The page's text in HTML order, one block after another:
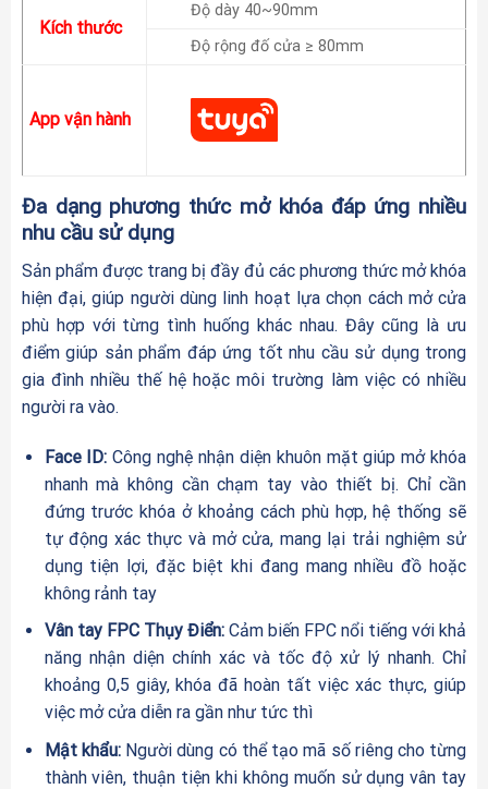
Kích thước
Độ dày 40~90mm
Độ rộng đố cửa ≥ 80mm
App vận hành
Đa dạng phương thức mở khóa đáp ứng nhiều
nhu cầu sử dụng
Sản phẩm được trang bị đầy đủ các phương thức mở khóa
hiện đại, giúp người dùng linh hoạt lựa chọn cách mở cửa
phù hợp với từng tình huống khác nhau. Đây cũng là ưu
điểm giúp sản phẩm đáp ứng tốt nhu cầu sử dụng trong
gia đình nhiều thế hệ hoặc môi trường làm việc có nhiều
người ra vào.
Face ID: Công nghệ nhận diện khuôn mặt giúp mở khóa
nhanh mà không cần chạm tay vào thiết bị. Chỉ cần
đứng trước khóa ở khoảng cách phù hợp, hệ thống sẽ
tự động xác thực và mở cửa, mang lại trải nghiệm sử
dụng tiện lợi, đặc biệt khi đang mang nhiều đồ hoặc
không rảnh tay
Vân tay FPC Thụy Điển:Cảm biến FPC nổi tiếng với khả
năng nhận diện chính xác và tốc độ xử lý nhanh. Chỉ
khoảng 0,5 giây, khóa đã hoàn tất việc xác thực, giúp
việc mở cửa diễn ra gần như tức thì
Mật khẩu:Người dùng có thể tạo mã số riêng cho từng
thành viên, thuận tiện khi không muốn sử dụng vân tay